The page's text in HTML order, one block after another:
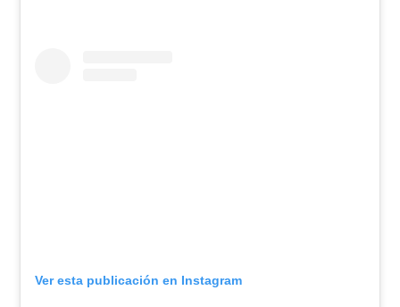
Ver esta publicación en Instagram